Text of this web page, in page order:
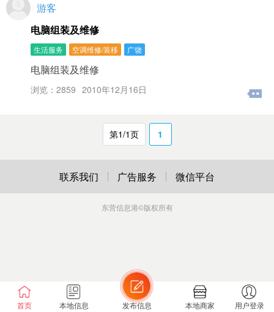
游客
电脑组装及维修
生活服务 空调维修/装移 广饶
电脑组装及维修
浏览：2859 2010年12月16日
第1/1页 1
首页 本地信息 发布信息 本地商家 用户登录
联系我们 广告服务 微信平台
东营信息港©版权所有